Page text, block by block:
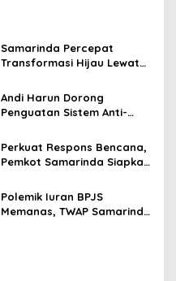
Samarinda Percepat
Transformasi Hijau Lewat
Sampah
Andi Harun Dorong
Penguatan Sistem Anti-
Samarinda
Perkuat Respons Bencana,
Pemkot Samarinda Siapkan
Polemik Iuran BPJS
Memanas, TWAP Samarinda